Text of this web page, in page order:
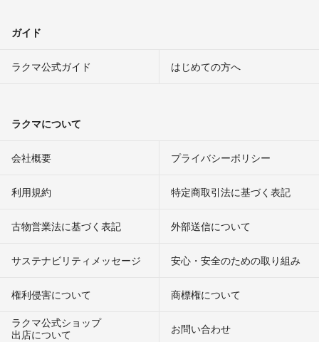
ガイド
ラクマ公式ガイド はじめての方へ
ラクマについて
会社概要 プライバシーポリシー
利用規約 特定商取引法に基づく表記
古物営業法に基づく表記 外部送信について
サステナビリティメッセージ 安心・安全のための取り組み
権利侵害について
商標権について
ラクマ公式ショップ
出店について
お問い合わせ